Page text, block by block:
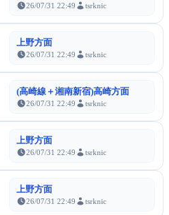
26/07/31 22:49 tsrknic
上野方面
26/07/31 22:49 tsrknic
(高崎線＋湘南新宿)高崎方面
26/07/31 22:49 tsrknic
上野方面
26/07/31 22:49 tsrknic
上野方面
26/07/31 22:49 tsrknic